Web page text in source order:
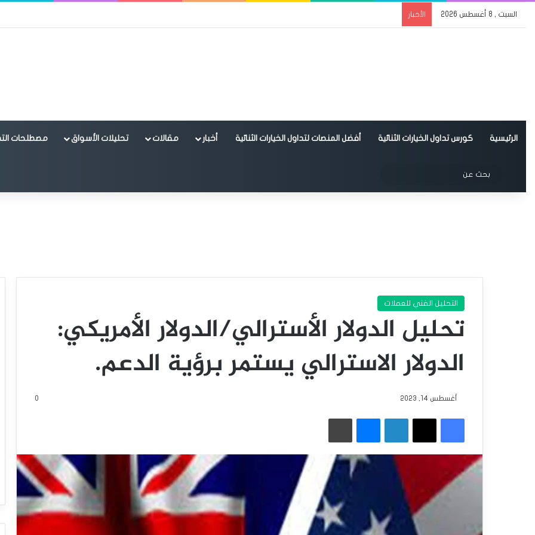
السبت , 8 أغسطس 2026 الأخبار
الرئيسية كورس تداول الخيارات الثنائية أفضل المنصات لتداول الخيارات الثنائية أخبار مقالات تحليلات الأسواق مصطلحات
الوضع المظلم
عن
التحليل الفني للعملات
تحليل الدولار الأسترالي/الدولار الأمريكي:
الدولار الاسترالي يستمر برؤية الدعم.
أغسطس 14, 2023 0
فيسبوك
‫X لينكدإن ماسنجر طباعة